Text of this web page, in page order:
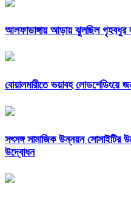
আলফাডাঙ্গায় আড়ায় ঝুলছিল গৃহবধুর
বোয়ালমারীতে ভয়াবহ লোডশেডিংয়ে
সৎসঙ্গ সামাজিক উন্নয়ন
উদ্বোধন